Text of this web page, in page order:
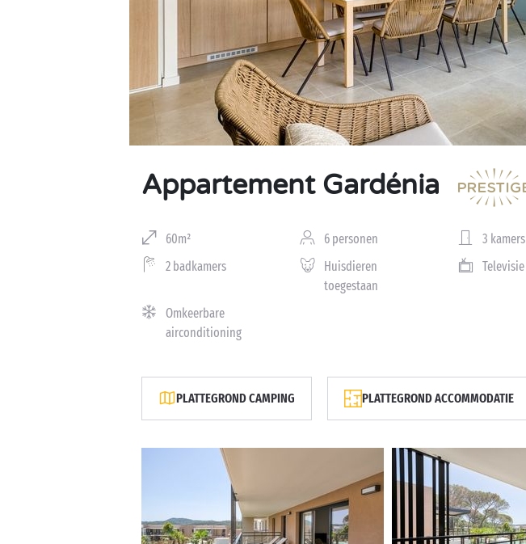
Appartement Gardénia
60m² 6 personen
3 kamers
2 badkamers
Huisdieren
toegestaan
Televisie
Omkeerbare
airconditioning
PLATTEGROND CAMPING PLATTEGROND ACCOMMODATIE